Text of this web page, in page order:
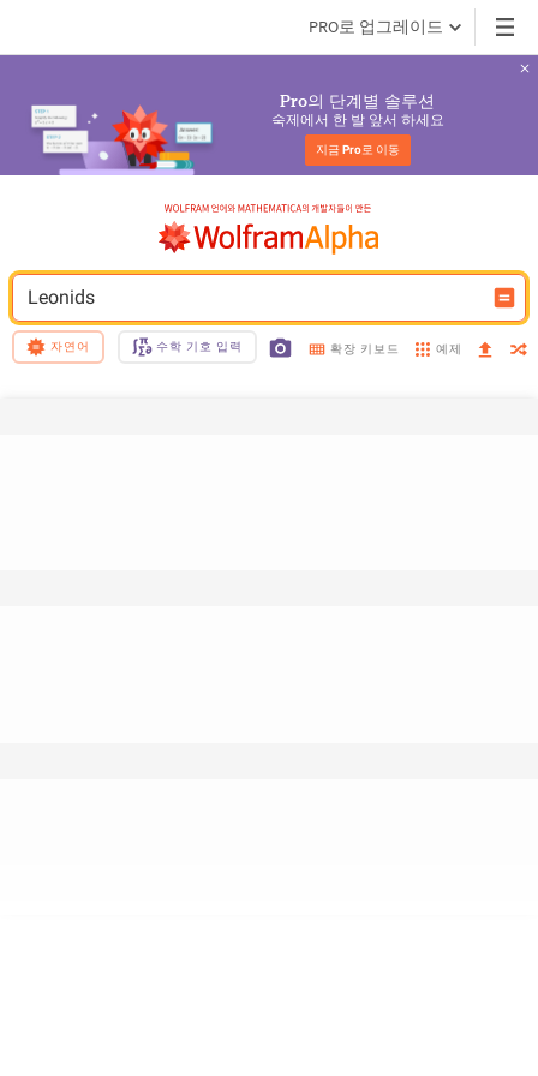
PRO로 업그레이드
Pro의 단계별 솔루션
숙제에서 한 발 앞서 하세요
지금 Pro로 이동
Leonids
자연어 수학 기호 입력 확장 키보드 예제